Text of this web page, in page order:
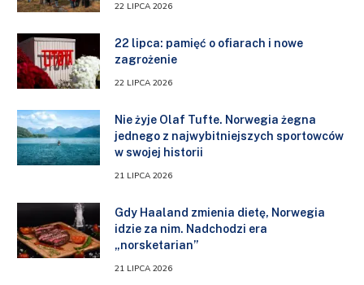
22 LIPCA 2026
22 lipca: pamięć o ofiarach i nowe
zagrożenie
22 LIPCA 2026
Nie żyje Olaf Tufte. Norwegia żegna
jednego z najwybitniejszych sportowców
w swojej historii
21 LIPCA 2026
Gdy Haaland zmienia dietę, Norwegia
idzie za nim. Nadchodzi era
„norsketarian”
21 LIPCA 2026